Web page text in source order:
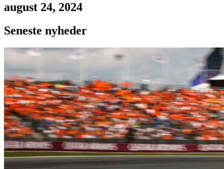
august 24, 2024
Seneste nyheder